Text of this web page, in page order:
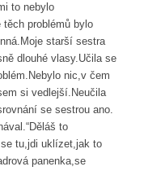
to nebylo
problémů bylo
starší sestra
dlouhé vlasy.Učila se
nic,v čem
si vedlejší.Neučila
se sestrou ano.
to
tu,jdi uklízet,jak to
panenka,se